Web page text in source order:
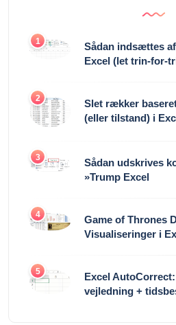
1
Sådan indsættes
Excel (let trin-for-
2
Slet rækker
(eller tilstand) i
3
Sådan udskrives
»Trump Excel
4
Game of Thrones
Visualiseringer i
5
Excel
vejledning +